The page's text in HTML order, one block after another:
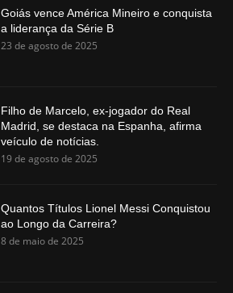
Goiás vence América Mineiro e conquista
a liderança da Série B
23 de agosto de 2025
Filho de Marcelo, ex-jogador do Real
Madrid, se destaca na Espanha, afirma
veículo de notícias.
19 de agosto de 2025
Quantos Títulos Lionel Messi Conquistou
ao Longo da Carreira?
8 de maio de 2025